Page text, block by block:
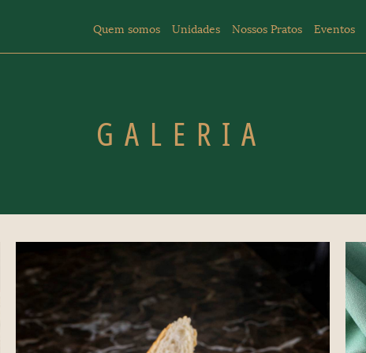
Quem somos Unidades Nossos Pratos Eventos
GALERIA